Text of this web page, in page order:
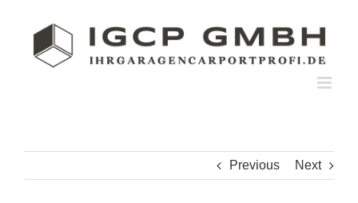
Previous Next